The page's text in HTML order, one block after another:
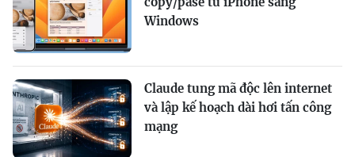
Windows
Claude tung mã độc lên internet
và lập kế hoạch dài hơi tấn công
mạng